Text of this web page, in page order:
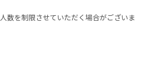
数を制限させていただく場合がございま